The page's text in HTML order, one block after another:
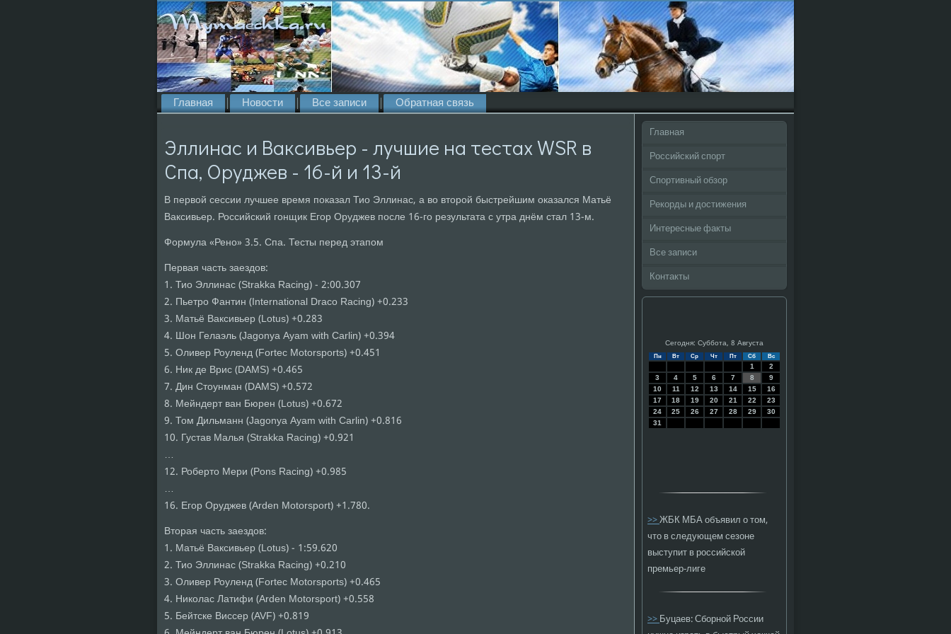
Главная Новости Все записи Обратная связь
Эллинас и Ваксивьер - лучшие на тестах WSR в
Спа, Оруджев - 16-й и 13-й
В первой сессии лучшее время показал Тио Эллинас, а во второй быстрейшим оказался Матьё
Ваксивьер. Российский гонщик Егор Оруджев после 16-го результата с утра днём стал 13-м.
Формула «Рено» 3.5. Спа. Тесты перед этапом
Первая часть заездов:
1. Тио Эллинас (Strakka Racing) - 2:00.307
2. Пьетро Фантин (International Draco Racing) +0.233
3. Матьё Ваксивьер (Lotus) +0.283
4. Шон Гелаэль (Jagonya Ayam with Carlin) +0.394
5. Оливер Роуленд (Fortec Motorsports) +0.451
6. Ник де Врис (DAMS) +0.465
7. Дин Стоунман (DAMS) +0.572
8. Мейндерт ван Бюрен (Lotus) +0.672
9. Том Дильманн (Jagonya Ayam with Carlin) +0.816
10. Густав Малья (Strakka Racing) +0.921
…
12. Роберто Мери (Pons Racing) +0.985
…
16. Егор Оруджев (Arden Motorsport) +1.780.
Вторая часть заездов:
1. Матьё Ваксивьер (Lotus) - 1:59.620
2. Тио Эллинас (Strakka Racing) +0.210
3. Оливер Роуленд (Fortec Motorsports) +0.465
4. Николас Латифи (Arden Motorsport) +0.558
5. Бейтске Виссер (AVF) +0.819
Главная
Российский спорт
Спортивный обзор
Рекорды и достижения
Интересные факты
Все записи
Контакты
Сегодня: Суббота, 8 Августа
Пн Вт Ср Чт Пт Сб Вс
1
2
3
4 5 6 7 8
9
10
11 12 13 14 15
16
17
18 19 20 21 22
23
24
25 26 27 28 29
30
31
>>ЖБК МБА объявил о том,
что в следующем сезоне
выступит в российской
премьер-лиге
>>Буцаев: Сборной России